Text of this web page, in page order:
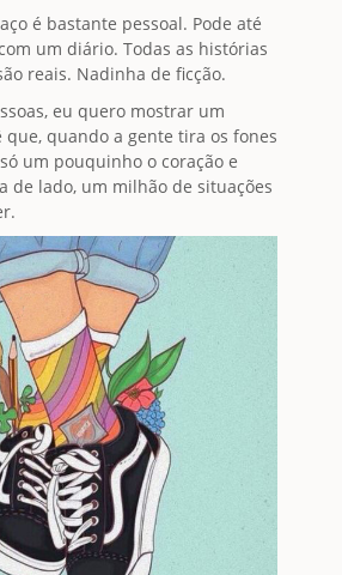
é bastante pessoal. Pode até
um diário. Todas as histórias
reais. Nadinha de ficção.
eu quero mostrar um
que, quando a gente tira os fones
um pouquinho o coração e
de lado, um milhão de situações